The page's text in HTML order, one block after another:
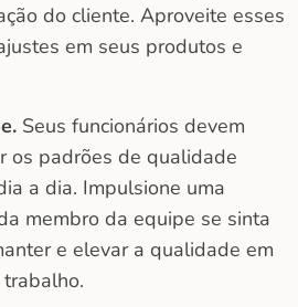
do cliente. Aproveite esses
em seus produtos e
Seus funcionários devem
os padrões de qualidade
a dia. Impulsione uma
membro da equipe se sinta
e elevar a qualidade em